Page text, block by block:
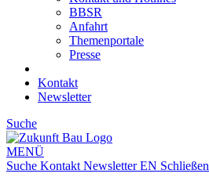
BBSR
Anfahrt
Themenportale
Presse
Kontakt
Newsletter
Suche
MENÜ
Suche Kontakt NewsletterEN Schließen